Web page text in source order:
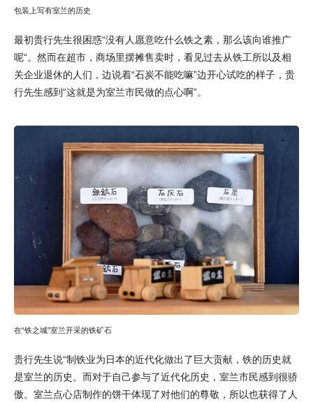
包装上写有室兰的历史
最初贵行先生很困惑“没有人愿意吃什么铁之素，那么该向谁推广
呢“。然而在超市，商场里摆摊售卖时，看见过去从铁工所以及相
关企业退休的人们，边说着“石炭不能吃嘛”边开心试吃的样子，贵
行先生感到“这就是为室兰市民做的点心啊”。
在“铁之城”室兰开采的铁矿石
贵行先生说“制铁业为日本的近代化做出了巨大贡献，铁的历史就
是室兰的历史。而对于自己参与了近代化历史，室兰市民感到很骄
傲。室兰点心店制作的饼干体现了对他们的尊敬，所以也获得了人